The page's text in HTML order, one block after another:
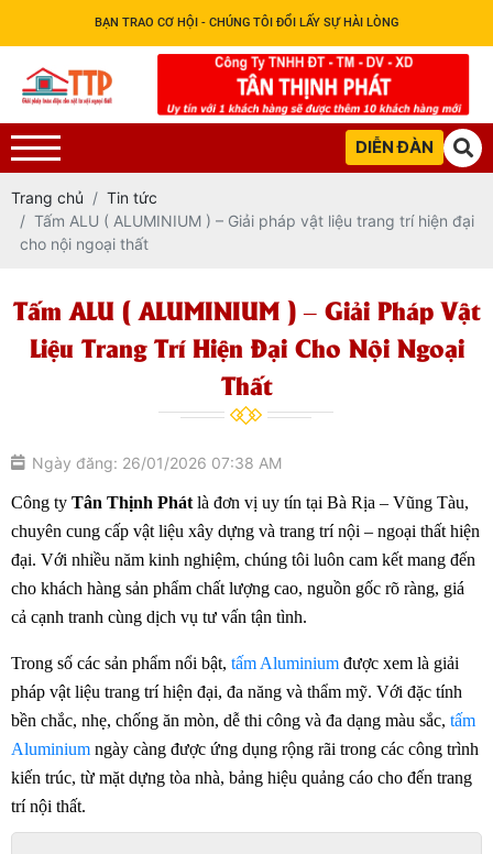
BẠN TRAO CƠ HỘI - CHÚNG TÔI ĐỔI LẤY SỰ HÀI LÒNG
DIỄN ĐÀN
Trang chủ
Tin tức
Tấm ALU ( ALUMINIUM ) – Giải pháp vật liệu trang trí hiện đại
cho nội ngoại thất
Tấm ALU ( ALUMINIUM ) – Giải Pháp Vật
Liệu Trang Trí Hiện Đại Cho Nội Ngoại
Thất
Ngày đăng: 26/01/2026 07:38 AM
Công ty Tân Thịnh Phát là đơn vị uy tín tại Bà Rịa – Vũng Tàu,
chuyên cung cấp vật liệu xây dựng và trang trí nội – ngoại thất hiện
đại. Với nhiều năm kinh nghiệm, chúng tôi luôn cam kết mang đến
cho khách hàng sản phẩm chất lượng cao, nguồn gốc rõ ràng, giá
cả cạnh tranh cùng dịch vụ tư vấn tận tình.
Trong số các sản phẩm nổi bật, tấm Aluminium được xem là giải
pháp vật liệu trang trí hiện đại, đa năng và thẩm mỹ. Với đặc tính
bền chắc, nhẹ, chống ăn mòn, dễ thi công và đa dạng màu sắc, tấm
Aluminium ngày càng được ứng dụng rộng rãi trong các công trình
kiến trúc, từ mặt dựng tòa nhà, bảng hiệu quảng cáo cho đến trang
trí nội thất.